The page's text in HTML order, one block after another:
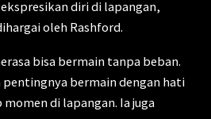
diri di lapangan,
oleh Rashford.
bisa bermain tanpa beban.
pentingnya bermain dengan hati
di lapangan. Ia juga